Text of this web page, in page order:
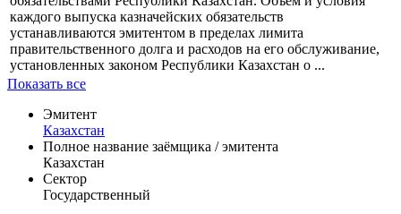
каждого выпуска казначейских обязательств
устанавливаются эмитентом в пределах лимита
правительственного долга и расходов на его обслуживание,
установленных законом Республики Казахстан о ...
Показать все
Эмитент
Казахстан
Полное название заёмщика / эмитента
Казахстан
Сектор
Государственный